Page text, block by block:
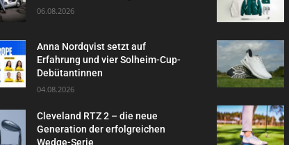
06.08.2026
Anna Nordqvist setzt auf
Erfahrung und vier Solheim-Cup-
Debütantinnen
04.08.2026
Cleveland RTZ 2 – die neue
Generation der erfolgreichen
Wedge-Serie